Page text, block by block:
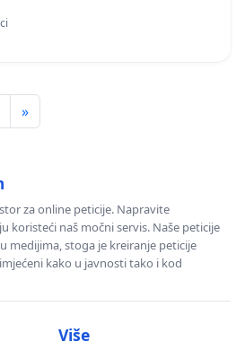
»
za online peticije. Napravite
koristeći naš močni servis. Naše peticije
medijima, stoga je kreiranje peticije
kako u javnosti tako i kod
Više